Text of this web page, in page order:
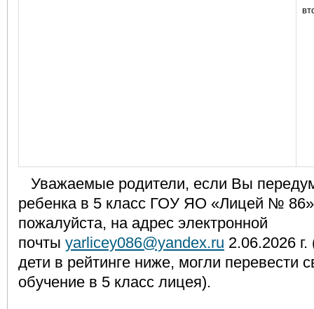
Уважаемые родители, если Вы
ребенка в 5 класс ГОУ ЯО «Лицей № 86»
пожалуйста, на адрес электронной
почты yarlicey086@yandex.ru 2.06.2026
дети в рейтинге ниже, могли перевести
обучение в 5 класс лицея).